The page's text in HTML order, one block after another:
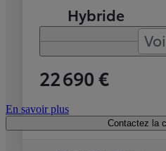
Hybride
22 690 €
En savoir plus
Contactez la